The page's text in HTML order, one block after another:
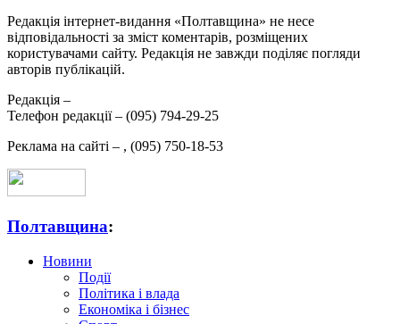
Редакція інтернет-видання «Полтавщина» не несе
відповідальності за зміст коментарів, розміщених
користувачами сайту. Редакція не завжди поділяє погляди
авторів публікацій.
Редакція –
Телефон редакції – (095) 794-29-25
Реклама на сайті – , (095) 750-18-53
Полтавщина:
Новини
Події
Політика і влада
Економіка і бізнес